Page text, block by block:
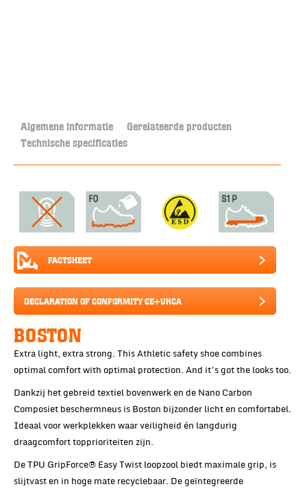
Algemene informatie Gerelateerde producten
Technische specificaties
FACTSHEET
DECLARATION OF CONFORMITY CE+UKCA
BOSTON
Extra light, extra strong. This Athletic safety shoe combines
optimal comfort with optimal protection. And it’s got the looks too.
Dankzij het gebreid textiel bovenwerk en de Nano Carbon
Composiet beschermneus is Boston bijzonder licht en comfortabel.
Ideaal voor werkplekken waar veiligheid én langdurig
draagcomfort topprioriteiten zijn.
De TPU GripForce® Easy Twist loopzool biedt maximale grip, is
slijtvast en in hoge mate recyclebaar. De geïntegreerde